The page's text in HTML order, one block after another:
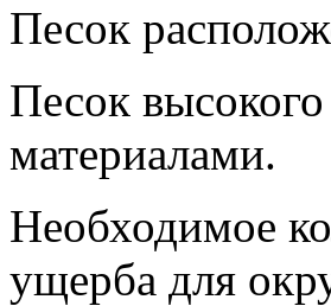
Песок
Песок
материалами.
Необходимое
ущерба для